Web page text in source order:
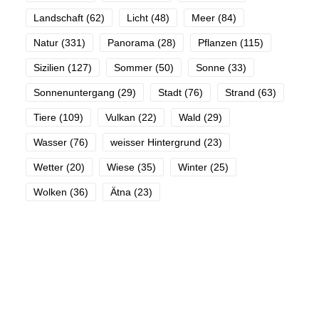
Landschaft (62) Licht (48) Meer (84)
Natur (331) Panorama (28) Pflanzen (115)
Sizilien (127) Sommer (50) Sonne (33)
Sonnenuntergang (29) Stadt (76) Strand (63)
Tiere (109) Vulkan (22) Wald (29)
Wasser (76) weisser Hintergrund (23)
Wetter (20) Wiese (35) Winter (25)
Wolken (36) Ätna (23)